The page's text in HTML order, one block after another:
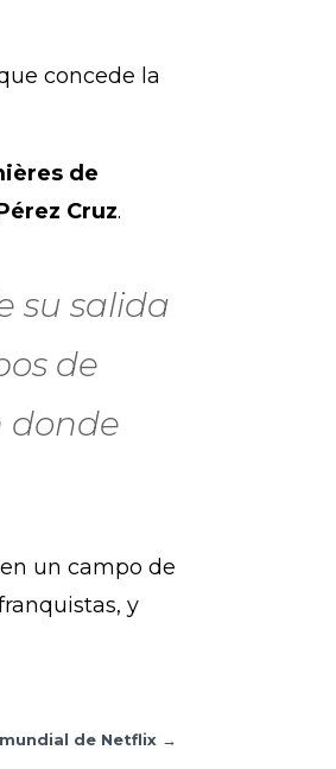
concede la
de
Cruz.
su salida
de
donde
en un campo de
y
de Netflix→